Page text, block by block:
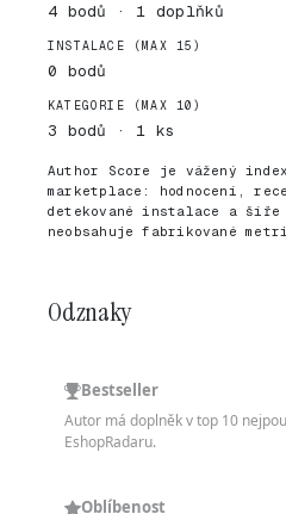
4 bodů · 1 doplňků
INSTALACE (MAX 15)
0 bodů
KATEGORIE (MAX 10)
3 bodů · 1 ks
Author Score je vážený
marketplace: hodnocení,
detekované instalace a
neobsahuje fabrikované
Odznaky
Bestseller
Autor má doplněk v top 10
EshopRadaru.
Oblíbenost